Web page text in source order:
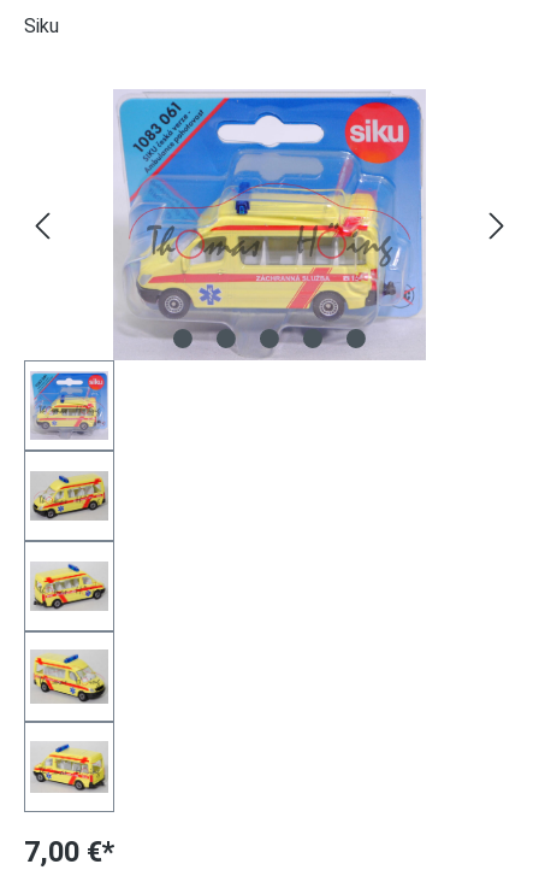
Siku
Bildergalerie überspringen
7,00 €*